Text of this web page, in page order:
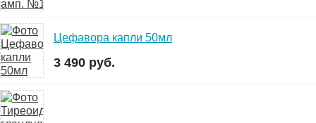
Цефавора капли 50мл
3 490 руб.